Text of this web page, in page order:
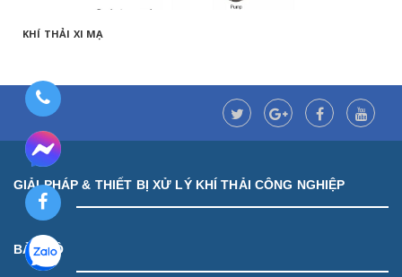
KHÍ THẢI XI MẠ
GIẢI PHÁP & THIẾT BỊ XỬ LÝ KHÍ THẢI CÔNG NGHIỆP
BẢN ĐỒ